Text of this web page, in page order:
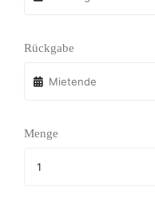
Rückgabe
Menge